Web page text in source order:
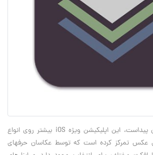
همان طور که از نام آن پیداست، این اپلیکیشن ویژه iOS بیشتر روی انواع
افکت‎های لایه بندی روی عکس تمرکز کرده است که توسط عکاسان حرفه‎ای